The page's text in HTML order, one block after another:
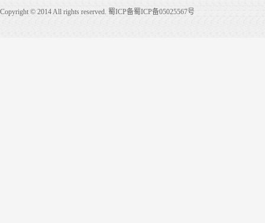
Copyright © 2014 All rights reserved. 蜀ICP备蜀ICP备05025567号